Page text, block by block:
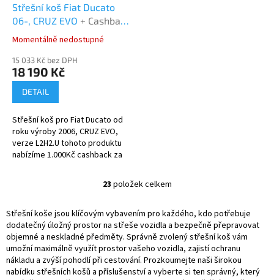
R
M
A
Střešní koš Fiat Ducato
06-, CRUZ EVO + Cashback
1000 Kč jako dodatečná
sleva za platbu předem
Průměrné
produktu
je
hvězdiček.
Momentálně nedostupné
15 033 Kč bez DPH
18 190 Kč
DETAIL
Střešní koš pro Fiat Ducato od
roku výroby 2006, CRUZ EVO,
verze L2H2.U tohoto produktu
nabízíme 1.000Kč cashback za
O
l
á
d
a
c
í
23 položek celkem
Střešní koše jsou klíčovým vybavením pro každého, kdo potřebuje
dodatečný úložný prostor na střeše vozidla a bezpečně přepravovat
objemné a neskladné předměty. Správně zvolený střešní koš vám
umožní maximálně využít prostor vašeho vozidla, zajistí ochranu
nákladu a zvýší pohodlí při cestování. Prozkoumejte naši širokou
nabídku střešních košů a příslušenství a vyberte si ten správný, který